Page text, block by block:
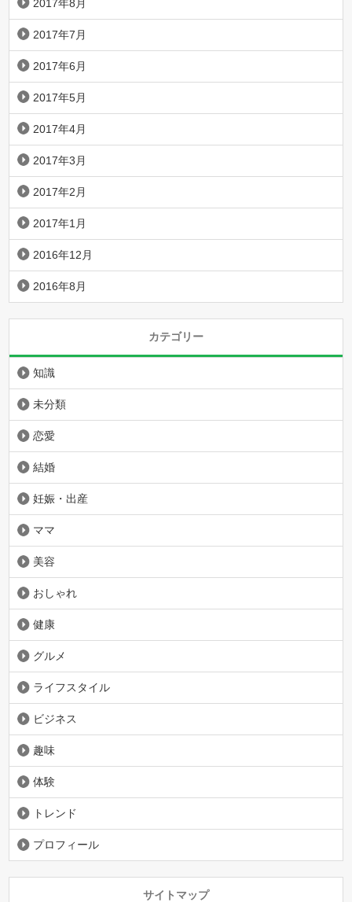
2017年8月
2017年7月
2017年6月
2017年5月
2017年4月
2017年3月
2017年2月
2017年1月
2016年12月
2016年8月
カテゴリー
知識
未分類
恋愛
結婚
妊娠・出産
ママ
美容
おしゃれ
健康
グルメ
ライフスタイル
ビジネス
趣味
体験
トレンド
プロフィール
サイトマップ